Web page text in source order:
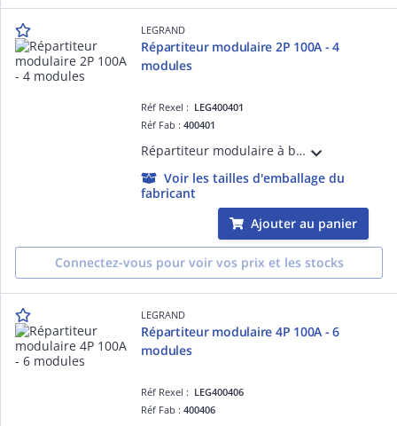
LEGRAND
Répartiteur modulaire 2P 100A - 4
modules
Réf Rexel : LEG400401
Réf Fab :400401
Répartiteur modulaire à barreaux étagés bipolaire 100A 1 arrivée 10mm² à 25mm² en conducteur rigide ou 6mm² à 16mm² en conducteur souple avec ou sans embout et 6 départs - 4 modules
Voir les tailles d'emballage du
fabricant
Ajouter au panier
Connectez-vous pour voir vos prix et les stocks
LEGRAND
Répartiteur modulaire 4P 100A - 6
modules
Réf Rexel : LEG400406
Réf Fab :400406